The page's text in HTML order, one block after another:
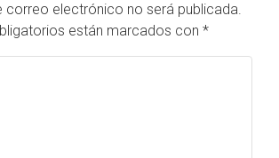
correo electrónico no será publicada.
están marcados con *